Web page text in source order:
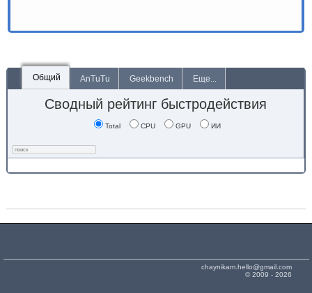
Общий AnTuTu Geekbench Еще...
Сводный рейтинг быстродействия
Total CPU GPU ИИ
chaynikam.hello@gmail.com
© 2009 - 2026